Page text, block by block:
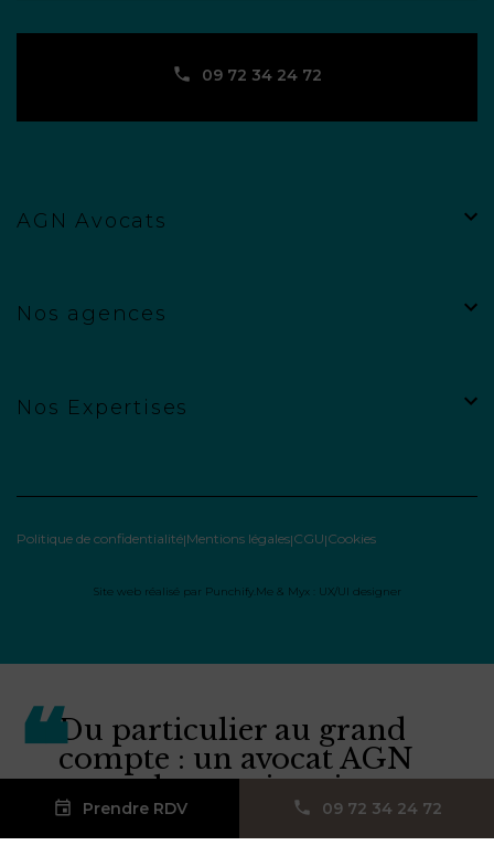
09 72 34 24 72
AGN Avocats
Nos agences
Nos Expertises
Politique de confidentialité Mentions légales CGU Cookies
Site web réalisé par Punchify.Me & Myx : UX/UI designer
Du particulier au grand
compte : un avocat AGN
pour chaque situation.
Prendre RDV 09 72 34 24 72